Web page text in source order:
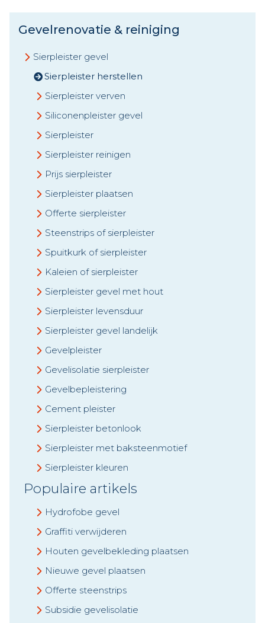
Gevelrenovatie & reiniging
Sierpleister gevel
Sierpleister herstellen
Sierpleister verven
Siliconenpleister gevel
Sierpleister
Sierpleister reinigen
Prijs sierpleister
Sierpleister plaatsen
Offerte sierpleister
Steenstrips of sierpleister
Spuitkurk of sierpleister
Kaleien of sierpleister
Sierpleister gevel met hout
Sierpleister levensduur
Sierpleister gevel landelijk
Gevelpleister
Gevelisolatie sierpleister
Gevelbepleistering
Cement pleister
Sierpleister betonlook
Sierpleister met baksteenmotief
Sierpleister kleuren
Populaire artikels
Hydrofobe gevel
Graffiti verwijderen
Houten gevelbekleding plaatsen
Nieuwe gevel plaatsen
Offerte steenstrips
Subsidie gevelisolatie